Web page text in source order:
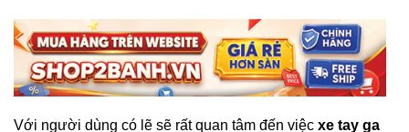
Với người dùng có lẽ sẽ rất quan tâm đến việc xe tay ga